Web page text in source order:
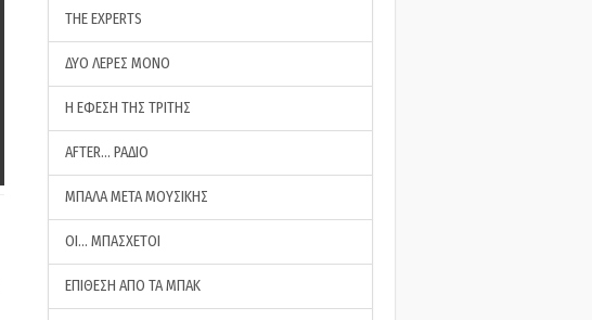
THE EXPERTS
ΔΥΟ ΛΕΡΕΣ ΜΟΝΟ
Η ΕΦΕΣΗ ΤΗΣ ΤΡΙΤΗΣ
AFTER… ΡΑΔΙΟ
ΜΠΑΛΑ ΜΕΤΑ ΜΟΥΣΙΚΗΣ
ΟΙ… ΜΠΑΣΧΕΤΟΙ
ΕΠΙΘΕΣΗ ΑΠΟ ΤΑ ΜΠΑΚ